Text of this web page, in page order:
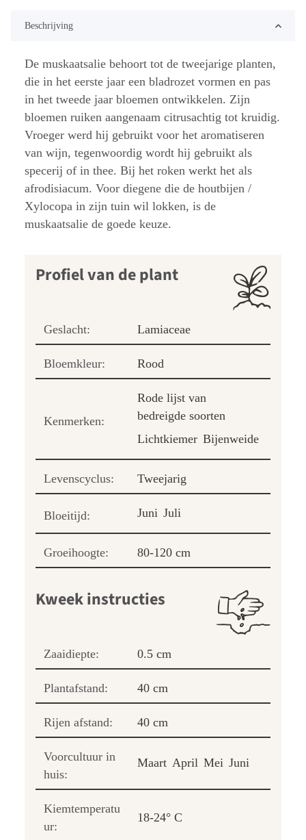
Beschrijving
De muskaatsalie behoort tot de tweejarige planten,
die in het eerste jaar een bladrozet vormen en pas
in het tweede jaar bloemen ontwikkelen. Zijn
bloemen ruiken aangenaam citrusachtig tot kruidig.
Vroeger werd hij gebruikt voor het aromatiseren
van wijn, tegenwoordig wordt hij gebruikt als
specerij of in thee. Bij het roken werkt het als
afrodisiacum. Voor diegene die de houtbijen /
Xylocopa in zijn tuin wil lokken, is de
muskaatsalie de goede keuze.
Profiel van de plant
Geslacht: Lamiaceae
Bloemkleur: Rood
Kenmerken:
Rode lijst van
bedreigde soorten
Lichtkiemer Bijenweide
Levenscyclus: Tweejarig
Bloeitijd: Juni Juli
Groeihoogte: 80-120 cm
Kweek instructies
Zaaidiepte: 0.5 cm
Plantafstand: 40 cm
Rijen afstand: 40 cm
Voorcultuur in
huis:
Maart April Mei Juni
Kiemtemperatu
ur:
18-24° C